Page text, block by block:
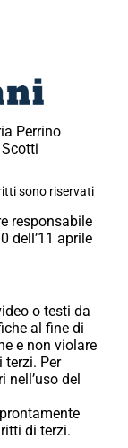
Perrino
sono riservati
responsabile
dell’11 aprile
o testi da
al fine di
e non violare
Per
nell’uso del
di terzi.